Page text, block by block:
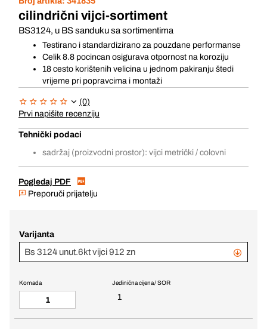
cilindrični vijci-sortiment
BS3124, u BS sanduku sa sortimentima
Testirano i standardizirano za pouzdane performanse
Celik 8.8 pocincan osigurava otpornost na koroziju
18 cesto korištenih velicina u jednom pakiranju štedi
vrijeme pri popravcima i montaži
(0)
Prvi napišite recenziju
Tehnički podaci
sadržaj (proizvodni prostor): vijci metrički / colovni
Pogledaj PDF
Preporuči prijatelju
Varijanta
Bs 3124 unut.6kt vijci 912 zn
Jedinična cijena / SOR
1
Komada